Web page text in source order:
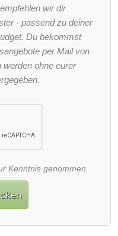
wir dir
- passend zu deiner
Du bekommst
per Mail von
ohne eurer
Kenntnis genommen.